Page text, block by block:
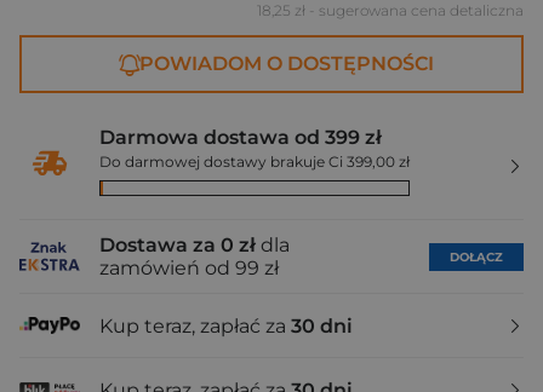
18,25 zł - sugerowana cena detaliczna
POWIADOM O DOSTĘPNOŚCI
Darmowa dostawa od 399 zł
Do darmowej dostawy brakuje Ci 399,00 zł
Dostawa za 0 zł dla
zamówień od 99 zł
DOŁĄCZ
Kup teraz, zapłać za 30 dni